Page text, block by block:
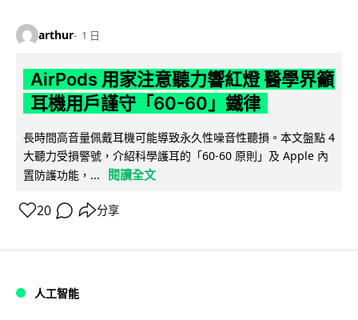
arthur 1 日
AirPods 用家注意聽力響紅燈 醫學界籲
耳機用戶謹守「60-60」鐵律
長時間高音量佩戴耳機可能導致永久性噪音性聽損。本文盤點 4
大聽力受損警號，介紹科學護耳的「60-60 原則」及 Apple 內
置防護功能，...
閱讀全文
20 分享
人工智能